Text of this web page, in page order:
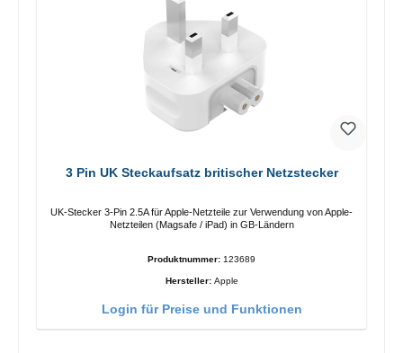
3 Pin UK Steckaufsatz britischer Netzstecker
UK-Stecker 3-Pin 2.5A für Apple-Netzteile zur Verwendung von Apple-
Netzteilen (Magsafe / iPad) in GB-Ländern
Produktnummer: 123689
Hersteller: Apple
Login für Preise und Funktionen